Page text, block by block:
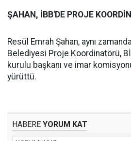
ŞAHAN, İBB'DE PROJE
Resül Emrah Şahan, aynı
Belediyesi Proje Koordinatörü,
kurulu başkanı ve imar
yürüttü.
HABERE YORUM KAT